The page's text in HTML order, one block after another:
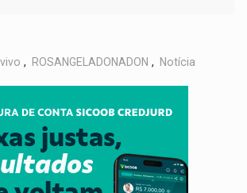
, ROSANGELADONADON , Notícia